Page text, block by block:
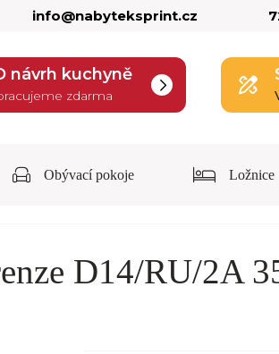
info@nabyteksprint.cz
návrh kuchyně
zdarma
Obývací pokoje Ložnice
D14/RU/2A